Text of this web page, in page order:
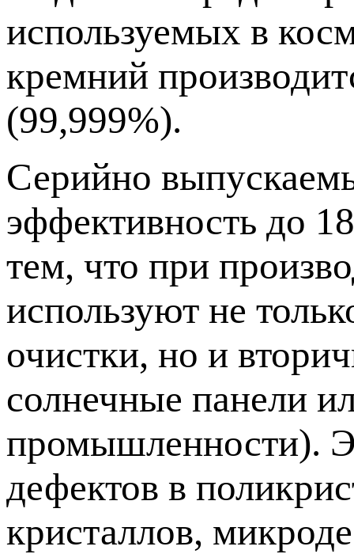
используемых в
кремний
(99,999%).
Серийно
эффективность до
тем, что при
используют не
очистки, но и
солнечные панели
промышленности).
дефектов в
кристаллов,